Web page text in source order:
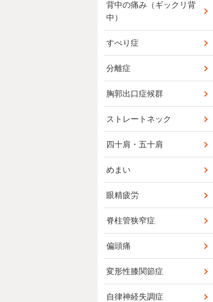
背中の痛み（ギックリ背
中）
すべり症
分離症
胸郭出口症候群
ストレートネック
四十肩・五十肩
めまい
眼精疲労
脊柱管狭窄症
偏頭痛
変形性膝関節症
自律神経失調症